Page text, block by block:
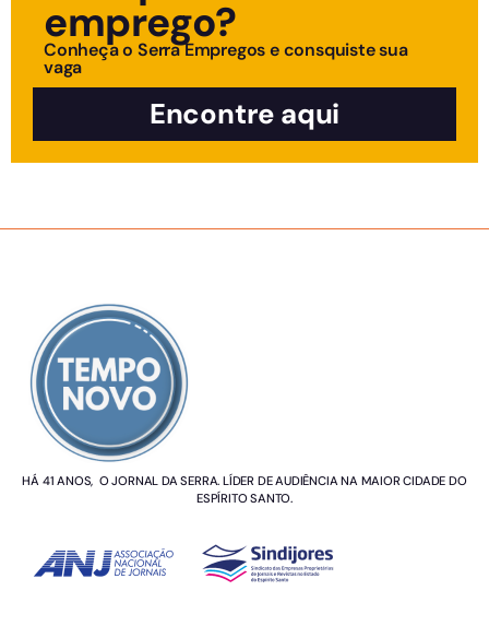
emprego?
Conheça o Serra Empregos e consquiste sua
vaga
Encontre aqui
HÁ 41 ANOS, O JORNAL DA SERRA. LÍDER DE AUDIÊNCIA NA MAIOR CIDADE DO
ESPÍRITO SANTO.